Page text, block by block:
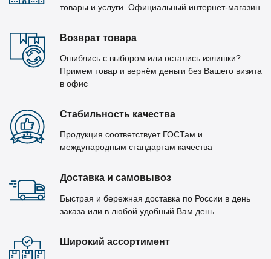
товары и услуги. Официальный интернет-магазин
Возврат товара
Ошиблись с выбором или остались излишки?
Примем товар и вернём деньги без Вашего визита
в офис
Стабильность качества
Продукция соответствует ГОСТам и
международным стандартам качества
Доставка и самовывоз
Быстрая и бережная доставка по России в день
заказа или в любой удобный Вам день
Широкий ассортимент